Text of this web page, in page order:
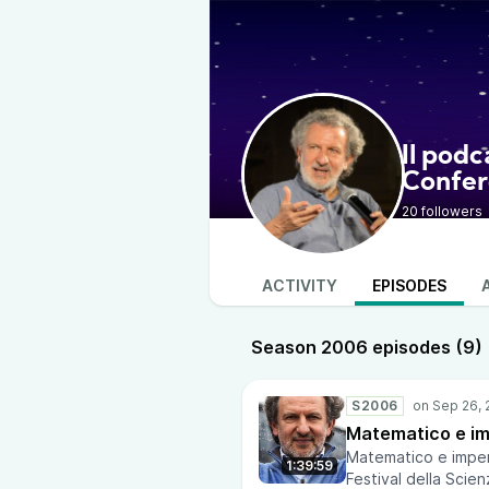
Il
20 followers
ACTIVITY EPISODES
Season 2006 episodes (9)
1:39:59
S2006
Matematico e
Matematico e
Festival della